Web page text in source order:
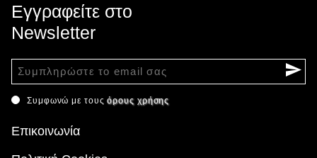
Εγγραφείτε στο
Newsletter
Συμφωνώ με τουςόρους χρήσης
Επικοινωνία